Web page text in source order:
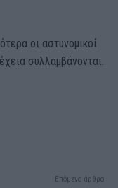
οι αστυνομικοί
συλλαμβάνονται.
Επόμενο άρθρο